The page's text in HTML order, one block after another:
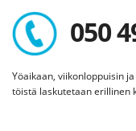
050
Yöaikaan, viikonloppuisin
töistä laskutetaan erillinen